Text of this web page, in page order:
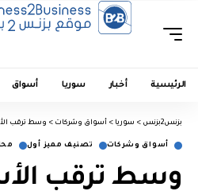
الرئيسية أخبار سوريا أسواق
بزنس2بزنس > سوريا > أسواق وشركات > وسط ترقب
أسواق وشركات تصنيف مميز أول
وسط ترقب